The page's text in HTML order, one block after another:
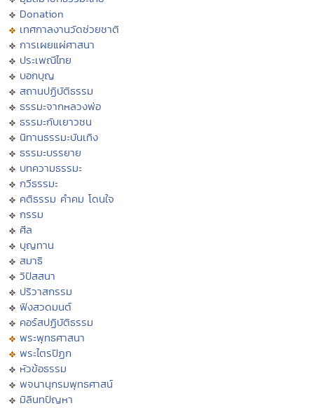
Donation
เทศกาลงานวัดช่วยชาติ
การเผยแผ่ศาสนา
ประเพณีไทย
บอกบุญ
สถานปฏิบัติธรรม
ธรรมะจากหลวงพ่อ
ธรรมะกับเยาวชน
นิทานธรรมะบันเทิง
ธรรมะบรรยาย
บทความธรรมะ
กวีธรรมะ
คติธรรม คำคม โดนใจ
กรรม
ศีล
บุญทาน
สมาธิ
วิปัสสนา
ปริวาสกรรม
ฟังสวดมนต์
คอร์สปฏิบัติธรรม
พระพุทธศาสนา
พระไตรปิฏก
หัวข้อธรรม
พจนานุกรมพุทธศาสน์
มิลินทปัญหา